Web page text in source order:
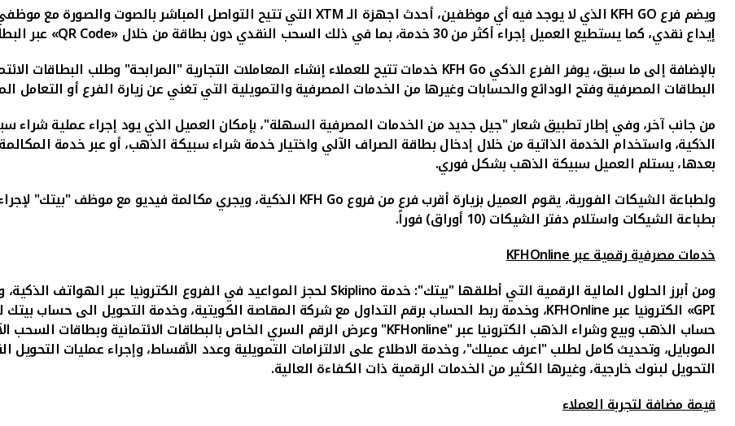
ويضم فرعKFH GO الذي لا يوجد فيه أي موظفين، أحدث اجهزة الـXTMالتي تتيح التواصل المباشر بالصوت والصورة مع
إيداع نقدي، كما يستطيع العميل إجراء أكثر من 30 خدمة، بما في ذلك السحب النقدي دون بطاقة من خلال «QR Code» عبر
بالإضافة إلى ما سبق، يوفر الفرع الذكيKFH Go خدمات تتيح للعملاء إنشاء المعاملات التجارية "المرابحة" وطلب البطاقات
البطاقات المصرفية وفتح الودائع والحسابات وغيرها من الخدمات المصرفية والتمويلية التي تغني عن زيارة الفرع أو التعامل
من جانب آخر، وفي إطار تطبيق شعار "جيل جديد من الخدمات المصرفية السهلة"، بإمكان العميل الذي يود إجراء عملية شراء سبيكة ذهب (10 غرام)، زيارة
الذكية، واستخدام الخدمة الذاتية من خلال إدخال بطاقة الصراف الآلي واختيار خدمة شراء سبيكة الذهب، أو عبر خدمة
بعدها، يستلم العميل سبيكة الذهب بشكل فوري.
ولطباعة الشيكات الفورية، يقوم العميل بزيارة أقرب فرع من فروعKFH Go الذكية، ويجري مكالمة فيديو مع موظف "بيتك"
بطباعة الشيكات واستلام دفتر الشيكات (10 أوراق) فوراً.
خدمات مصرفية رقميةعبرKFHOnline
ومن أبرز الحلول المالية الرقمية التي أطلقها "بيتك":خدمةSkiplino لحجز المواعيد في الفروع الكترونيا عبر الهواتف
GPI» الكترونيا عبرKFHOnline، وخدمة ربط الحساب برقم التداول مع شركة المقاصة الكويتية، وخدمة التحويل الى حساب
حساب الذهب وبيع وشراء الذهب الكترونيا عبر "KFHonline" وعرض الرقم السري الخاص بالبطاقات الائتمانية وبطاقات السحب
الموبايل، وتحديث كامل لطلب "اعرف عميلك"، وخدمة الاطلاع على الالتزامات التمويلية وعدد الأقساط، وإجراء عمليات
التحويل لبنوك خارجية، وغيرها الكثير من الخدمات الرقمية ذات الكفاءة العالية.
قيمة مضافة لتجربة العملاء